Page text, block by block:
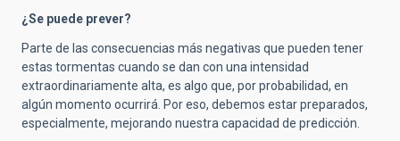
¿Se puede prever?
Parte de las consecuencias más negativas que pueden tener
estas tormentas cuando se dan con una intensidad
extraordinariamente alta, es algo que, por probabilidad, en
algún momento ocurrirá. Por eso, debemos estar preparados,
especialmente, mejorando nuestra capacidad de predicción.